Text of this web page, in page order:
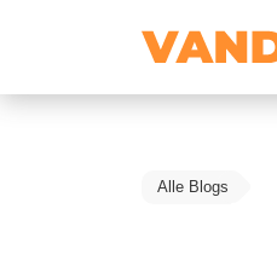
Alle Blogs